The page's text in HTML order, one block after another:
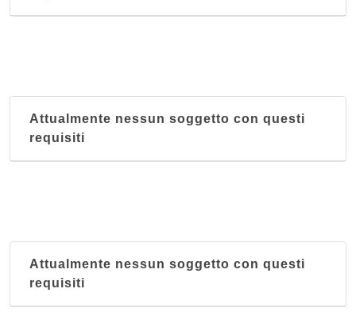
Attualmente nessun soggetto con questi
requisiti
Attualmente nessun soggetto con questi
requisiti